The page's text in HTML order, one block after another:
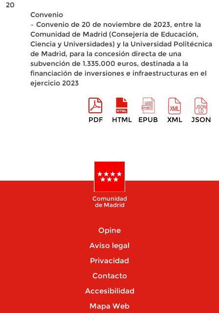
20
Convenio
– Convenio de 20 de noviembre de 2023, entre la
Comunidad de Madrid (Consejería de Educación,
Ciencia y Universidades) y la Universidad Politécnica
de Madrid, para la concesión directa de una
subvención de 1.335.000 euros, destinada a la
financiación de inversiones e infraestructuras en el
ejercicio 2023
PDF HTML EPUB XML JSON
Comunidad
de Madrid
Opine
Aviso legal
Privacidad
Contacto
Accesibilidad
Mapa Web